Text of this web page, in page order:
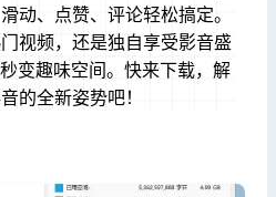
动、点赞、评论轻松搞定。
视频，还是独自享受影音盛
变趣味空间。快来下载，解
的全新姿势吧！